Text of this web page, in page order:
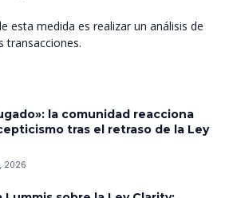
esta medida es realizar un análisis de
transacciones.
la comunidad reacciona
tras el retraso de la Ley
2026